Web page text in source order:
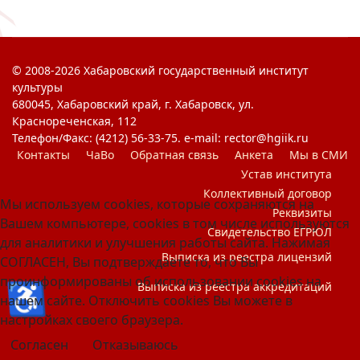
© 2008-2026 Хабаровский государственный институт
культуры
680045, Хабаровский край, г. Хабаровск, ул.
Краснореченская, 112
Телефон/Факс: (4212) 56-33-75. e-mail: rector@hgiik.ru
Контакты
ЧаВо Обратная связь Анкета
Мы в СМИ
Устав института
Коллективный договор
Реквизиты
Свидетельство ЕГРЮЛ
Выписка из реестра лицензий
Выписка из реестра аккредитаций
Мы используем cookies, которые сохраняются на
Вашем компьютере, cookies в том числе используются
для аналитики и улучшения работы сайта. Нажимая
СОГЛАСЕН, Вы подтверждаете то, что Вы
проинформированы об использовании cookies на
нашем сайте. Отключить cookies Вы можете в
настройках своего браузера.
Согласен
Отказываюсь